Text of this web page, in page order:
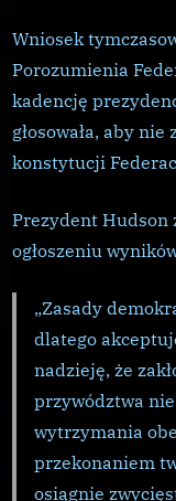
Wniosek
Porozumienia
kadencję
głosowała, aby
konstytucji
Prezydent Hudson
ogłoszeniu
„Zasady
dlatego
nadzieję, że
przywództwa
wytrzymania
przekonaniem
osiągnie